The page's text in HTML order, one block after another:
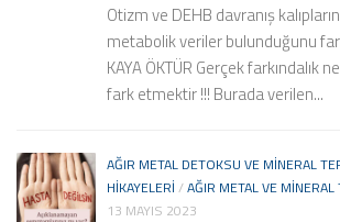
Otizm ve DEHB davranış
metabolik veriler bulunduğunu
KAYA ÖKTÜR Gerçek farkındalık
fark etmektir !!! Burada verilen...
AĞIR METAL DETOKSU VE MINERAL
HIKAYELERI /AĞIR METAL VE MINERAL
13 MAYIS 2023